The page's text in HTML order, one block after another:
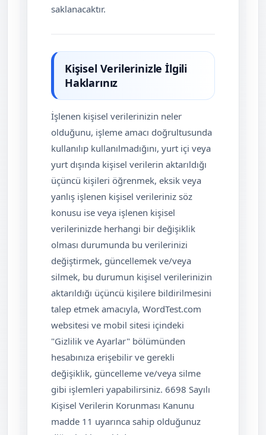
saklanacaktır.
Kişisel Verilerinizle İlgili
Haklarınız
İşlenen kişisel verilerinizin neler
olduğunu, işleme amacı doğrultusunda
kullanılıp kullanılmadığını, yurt içi veya
yurt dışında kişisel verilerin aktarıldığı
üçüncü kişileri öğrenmek, eksik veya
yanlış işlenen kişisel verileriniz söz
konusu ise veya işlenen kişisel
verilerinizde herhangi bir değişiklik
olması durumunda bu verilerinizi
değiştirmek, güncellemek ve/veya
silmek, bu durumun kişisel verilerinizin
aktarıldığı üçüncü kişilere bildirilmesini
talep etmek amacıyla, WordTest.com
websitesi ve mobil sitesi içindeki
"Gizlilik ve Ayarlar" bölümünden
hesabınıza erişebilir ve gerekli
değişiklik, güncelleme ve/veya silme
gibi işlemleri yapabilirsiniz. 6698 Sayılı
Kişisel Verilerin Korunması Kanunu
madde 11 uyarınca sahip olduğunuz